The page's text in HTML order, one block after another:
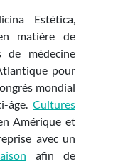
Estética,
matière de
de médecine
pour
mondial
âge. Cultures
Amérique et
avec un
afin de